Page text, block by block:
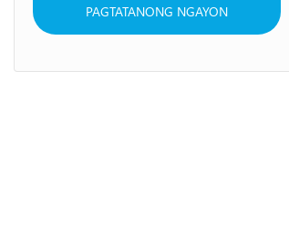
PAGTATANONG NGAYON